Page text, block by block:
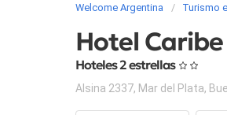
Welcome Argentina Turismo
Hotel Caribe
Hoteles 2 estrellas
Alsina 2337, Mar del Plata,